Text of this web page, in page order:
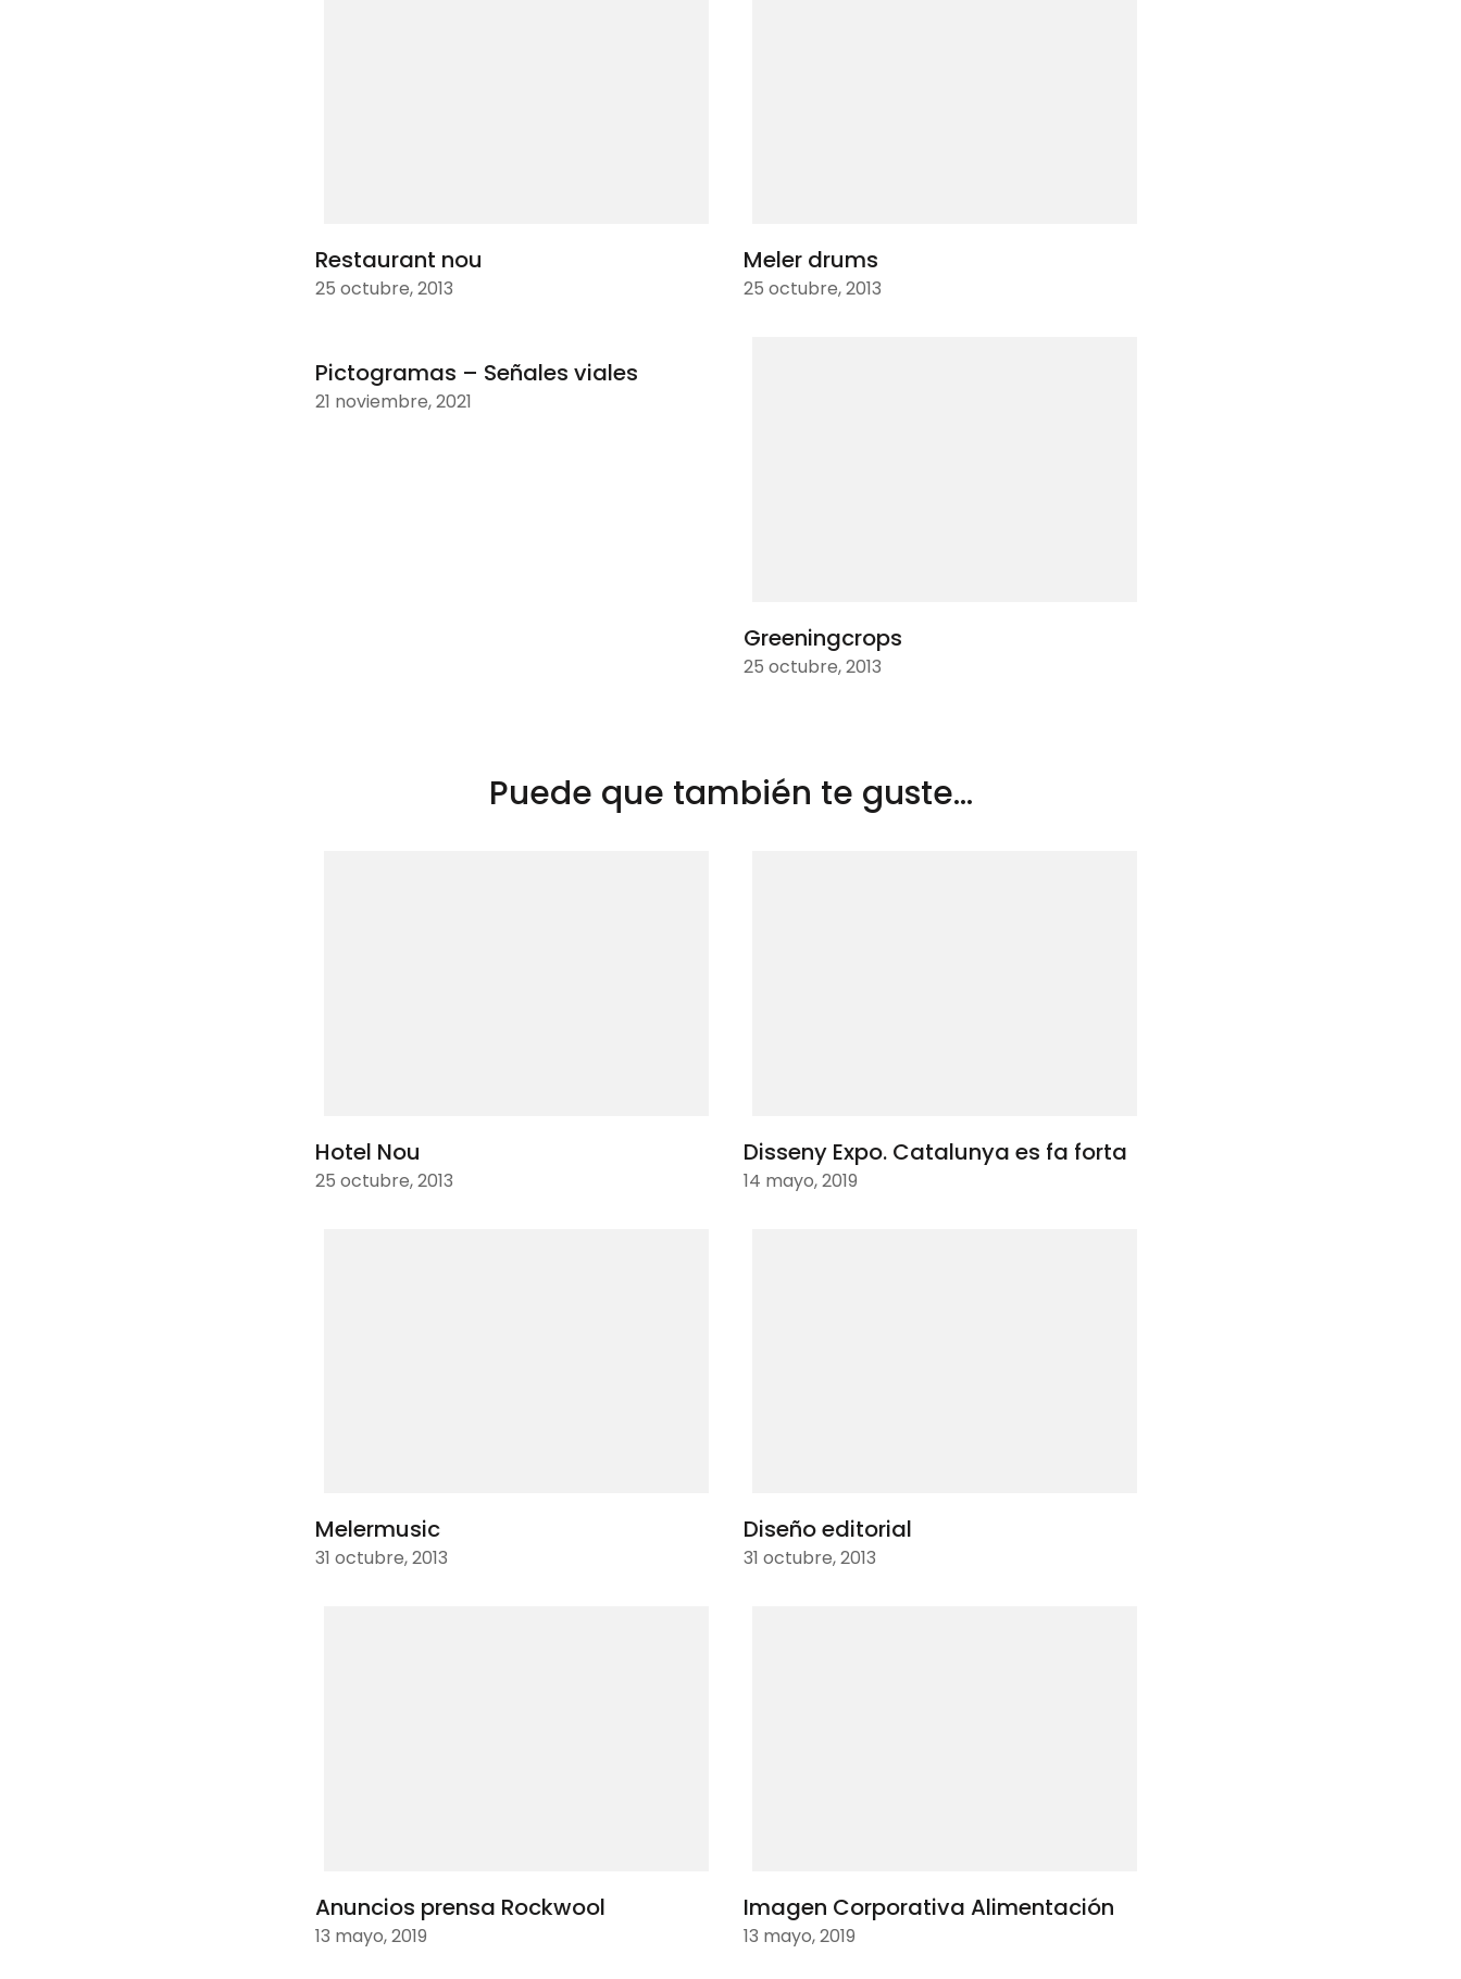
Restaurant nou
25 octubre, 2013
Meler drums
25 octubre, 2013
Pictogramas – Señales viales
21 noviembre, 2021
Greeningcrops
25 octubre, 2013
Puede que también te guste...
Hotel Nou
25 octubre, 2013
Disseny Expo. Catalunya es fa forta
14 mayo, 2019
Melermusic
31 octubre, 2013
Diseño editorial
31 octubre, 2013
Anuncios prensa Rockwool
13 mayo, 2019
Imagen Corporativa Alimentación
13 mayo, 2019